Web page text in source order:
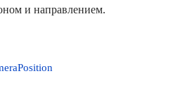
и направлением.